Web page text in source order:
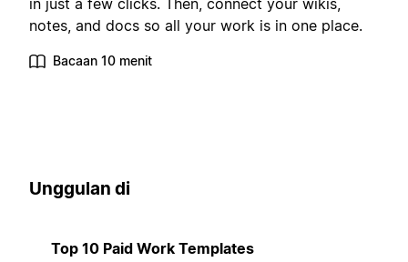
in just a few clicks. Then, connect your wikis,
notes, and docs so all your work is in one place.
Bacaan 10 menit
Unggulan di
Top 10 Paid Work Templates